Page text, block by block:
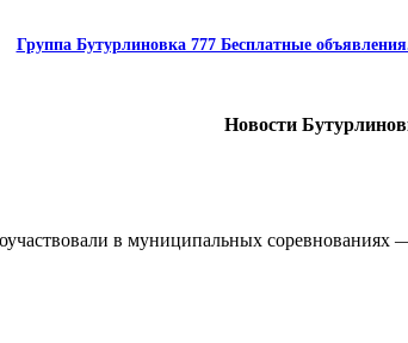
Группа Бутурлиновка 777 Бесплатные
Новости
в муниципальных соревнованиях